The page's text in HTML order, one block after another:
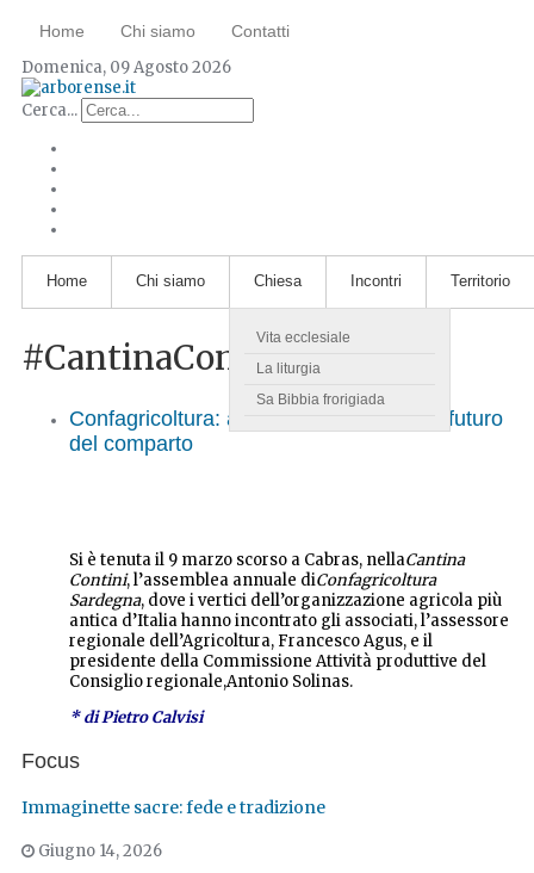
Home Chi siamo Contatti
Domenica, 09 Agosto 2026
Cerca...
Home Chi siamo Chiesa
Vita ecclesiale
La liturgia
Sa Bibbia frorigiada
Incontri Territorio
#CantinaContini
Confagricoltura: a Cabras confronto sul futuro
del comparto
Si è tenuta il 9 marzo scorso a Cabras, nellaCantina
Contini, l’assemblea annuale diConfagricoltura
Sardegna, dove i vertici dell’organizzazione agricola più
antica d’Italia hanno incontrato gli associati, l’assessore
regionale dell’Agricoltura, Francesco Agus, e il
presidente della Commissione Attività produttive del
Consiglio regionale,Antonio Solinas.
* di Pietro Calvisi
Focus
Immaginette sacre: fede e tradizione
Giugno 14, 2026